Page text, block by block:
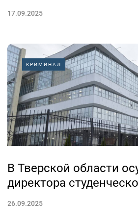
17.09.2025
КРИМИНАЛ
В Тверской области
директора
26.09.2025